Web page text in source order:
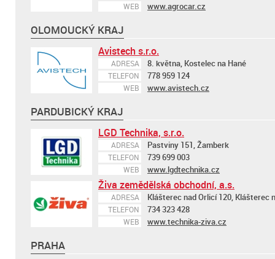
WEB www.agrocar.cz
OLOMOUCKÝ KRAJ
Avistech s.r.o.
ADRESA 8. května, Kostelec na Hané
TELEFON 778 959 124
WEB www.avistech.cz
PARDUBICKÝ KRAJ
LGD Technika, s.r.o.
ADRESA Pastviny 151, Žamberk
TELEFON 739 699 003
WEB www.lgdtechnika.cz
Živa zemědělská obchodní, a.s.
ADRESA Klášterec nad Orlicí 120, Klášterec
TELEFON 734 323 428
WEB www.technika-ziva.cz
PRAHA